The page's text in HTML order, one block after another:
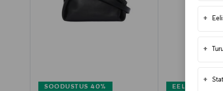
+
+
+
SOODUSTUS 40%
EELIS